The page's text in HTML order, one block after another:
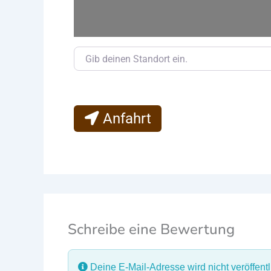
Gib deinen Standort ein.
Anfahrt
Schreibe eine Bewertung
Deine E-Mail-Adresse wird nicht